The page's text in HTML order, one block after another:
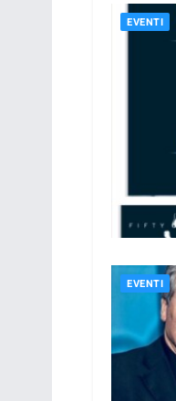
EVENTI
EVENTI